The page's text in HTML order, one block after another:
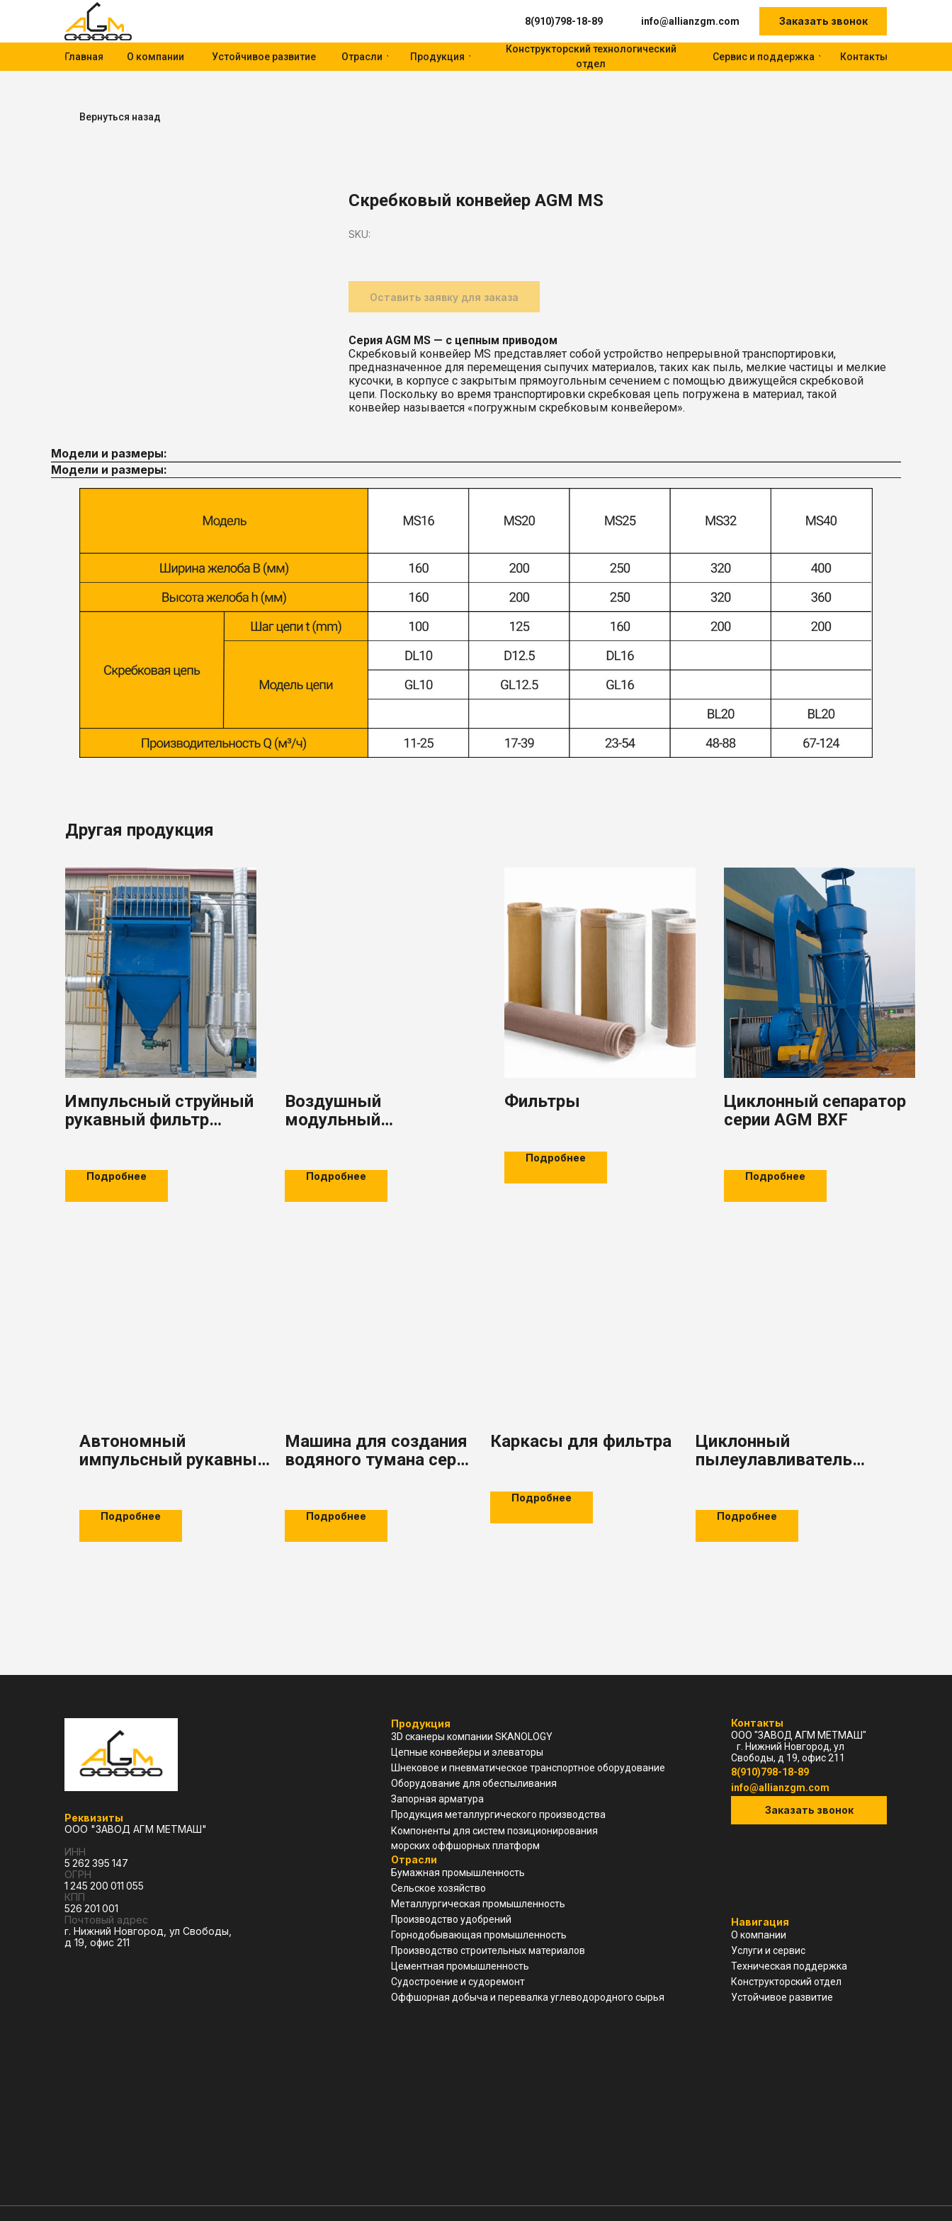
Главная
8(910)798-18-89 info@allianzgm.com
О компании Устойчивое развитие Отрасли Продукция
Конструкторский технологический
отдел
Сервис и поддержка Контакты
Заказать звонок
Вернуться назад
Скребковый конвейер AGM MS
SKU:
Оставить заявку для заказа
Серия AGM MS — c цепным приводом
Скребковый конвейер MS представляет собой устройство непрерывной транспортировки,
предназначенное для перемещения сыпучих материалов, таких как пыль, мелкие частицы и мелкие
кусочки, в корпусе с закрытым прямоугольным сечением с помощью движущейся скребковой
цепи. Поскольку во время транспортировки скребковая цепь погружена в материал, такой
конвейер называется «погружным скребковым конвейером».
Модели и размеры:
Модели и размеры:
Другая продукция
Импульсный струйный
рукавный фильтр
Подробнее
Воздушный
модульный
Подробнее
Фильтры
Подробнее
Циклонный сепаратор
серии AGM BXF
Подробнее
Автономный
импульсный рукавный
LCMПодробнее
Машина для создания
водяного тумана серии
Подробнее
Каркасы для фильтра
Подробнее
Циклонный
пылеулавливатель
Подробнее
Контакты
ООО "ЗАВОД АГМ МЕТМАШ"
г. Нижний Новгород, ул
Свободы, д 19, офис 211
8(910)798-18-89
info@allianzgm.com
Заказать звонок
Навигация
О компании
Услуги и сервис
Техническая поддержка
Конструкторский отдел
Устойчивое развитие
Реквизиты
ООО "ЗАВОД АГМ МЕТМАШ"
ИНН
5 262 395 147
ОГРН
1 245 200 011 055
КПП
526 201 001
Почтовый адрес
г. Нижний Новгород, ул Свободы,
д 19, офис 211
Продукция
3D cканеры компании SKANOLOGY
Цепные конвейеры и элеваторы
Шнековое и пневматическое транспортное оборудование
Оборудование для обеспыливания
Запорная арматура
Продукция металлургического производства
Компоненты для систем позиционирования
морских оффшорных платформ
Отрасли
Бумажная промышленность
Сельское хозяйство
Металлургическая промышленность
Производство удобрений
Горнодобывающая промышленность
Производство строительных материалов
Цементная промышленность
Судостроение и судоремонт
Оффшорная добыча и перевалка углеводородного сырья